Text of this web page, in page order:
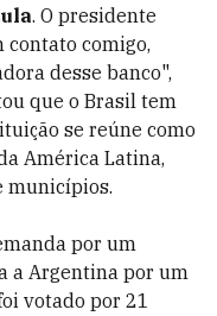
. O presidente
contato comigo,
desse banco",
que o Brasil tem
se reúne como
América Latina,
municípios.
por um
a Argentina por um
votado por 21